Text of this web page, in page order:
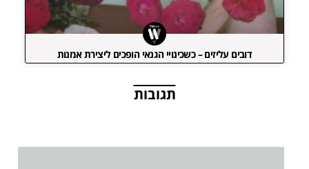
דובים עליזים – כשכינויי הגנאי הופכים ליצירת אמנות
תגובות